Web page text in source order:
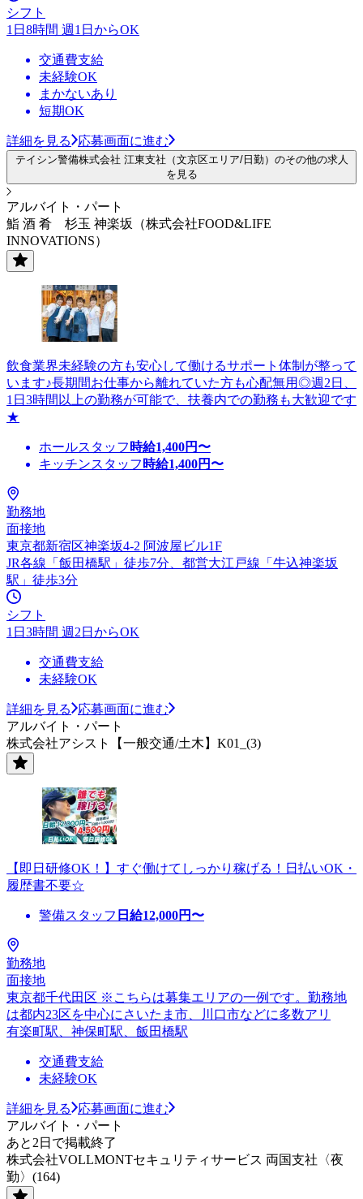
シフト
1日8時間 週1日からOK
交通費支給
未経験OK
まかないあり
短期OK
詳細を見る 応募画面に進む
テイシン警備株式会社 江東支社（文京区エリア/日勤）のその他の求人
を見る
アルバイト・パート
鮨 酒 肴 杉玉 神楽坂（株式会社FOOD&LIFE
INNOVATIONS）
飲食業界未経験の方も安心して働けるサポート体制が整って
います♪長期間お仕事から離れていた方も心配無用◎週2日、
1日3時間以上の勤務が可能で、扶養内での勤務も大歓迎です
★
ホールスタッフ 時給1,400円〜
キッチンスタッフ 時給1,400円〜
勤務地
面接地
東京都新宿区神楽坂4-2 阿波屋ビル1F
JR各線「飯田橋駅」徒歩7分、都営大江戸線「牛込神楽坂
駅」徒歩3分
シフト
1日3時間 週2日からOK
交通費支給
未経験OK
詳細を見る
応募画面に進む
アルバイト・パート
株式会社アシスト【一般交通/土木】K01_(3)
【即日研修OK！】すぐ働けてしっかり稼げる！日払いOK・
履歴書不要☆
警備スタッフ 日給12,000円〜
勤務地
面接地
東京都千代田区 ※こちらは募集エリアの一例です。勤務地
は都内23区を中心にさいたま市、川口市などに多数アリ
有楽町駅、神保町駅、飯田橋駅
交通費支給
未経験OK
詳細を見る
応募画面に進む
アルバイト・パート
あと2日で掲載終了
株式会社VOLLMONTセキュリティサービス 両国支社〈夜
勤〉(164)